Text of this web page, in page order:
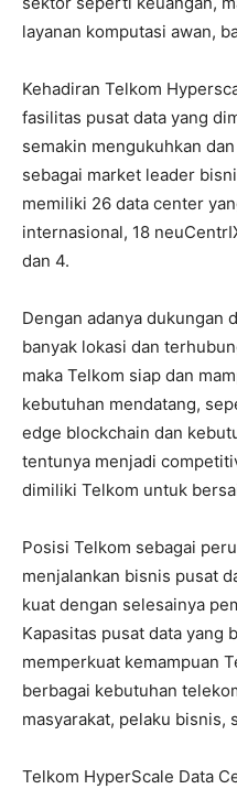
layanan komputasi awan,
Kehadiran Telkom
fasilitas pusat data yang
semakin mengukuhkan
sebagai market leader
memiliki 26 data center
internasional, 18
dan 4.
Dengan adanya dukungan
banyak lokasi dan
maka Telkom siap dan
kebutuhan mendatang,
edge blockchain dan
tentunya menjadi
dimiliki Telkom untuk
Posisi Telkom sebagai
menjalankan bisnis pusat
kuat dengan selesainya
Kapasitas pusat data yang
memperkuat kemampuan
berbagai kebutuhan
masyarakat, pelaku bisnis,
Telkom HyperScale Data